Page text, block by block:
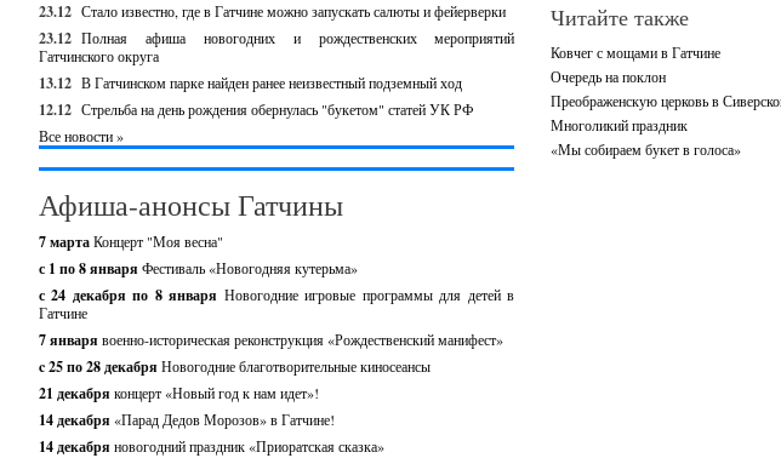
23.12 Стало известно, где в Гатчине можно запускать салюты и фейерверки
23.12 Полная афиша новогодних и рождественских мероприятий
Гатчинского округа
13.12 В Гатчинском парке найден ранее неизвестный подземный ход
12.12 Стрельба на день рождения обернулась "букетом" статей УК РФ
Все новости »
Афиша-анонсы Гатчины
7 мартаКонцерт "Моя весна"
с 1 по 8 января Фестиваль «Новогодняя кутерьма»
с 24 декабря по 8 января Новогодние игровые программы для детей в
Гатчине
7 января военно-историческая реконструкция «Рождественский манифест»
c 25 по 28 декабря Новогодние благотворительные киносеансы
21 декабря концерт «Новый год к нам идет»!
14 декабря «Парад Дедов Морозов» в Гатчине!
14 декабря новогодний праздник «Приоратская сказка»
Читайте также
Ковчег с мощами в Гатчине
Очередь на поклон
Преображенскую церковь в
Многоликий праздник
«Мы собираем букет в голоса»